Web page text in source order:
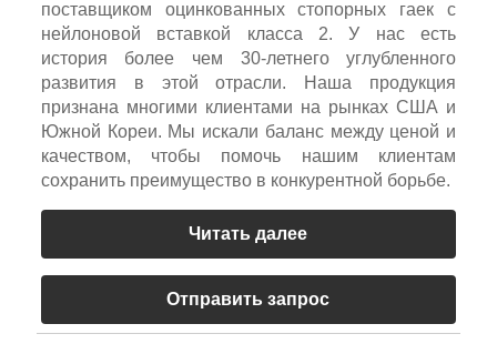
поставщиком оцинкованных стопорных гаек с
нейлоновой вставкой класса 2. У нас есть
история более чем 30-летнего углубленного
развития в этой отрасли. Наша продукция
признана многими клиентами на рынках США и
Южной Кореи. Мы искали баланс между ценой и
качеством, чтобы помочь нашим клиентам
сохранить преимущество в конкурентной борьбе.
Читать далее
Отправить запрос